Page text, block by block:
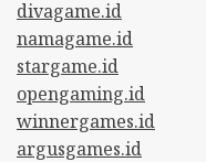
divagame.id
namagame.id
stargame.id
opengaming.id
winnergames.id
argusgames.id